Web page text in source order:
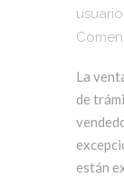
La
de
están